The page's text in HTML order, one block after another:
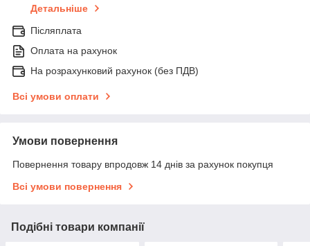
Детальніше
Післяплата
Оплата на рахунок
На розрахунковий рахунок (без ПДВ)
Всі умови оплати
Умови повернення
Повернення товару впродовж 14 днів за рахунок покупця
Всі умови повернення
Подібні товари компанії